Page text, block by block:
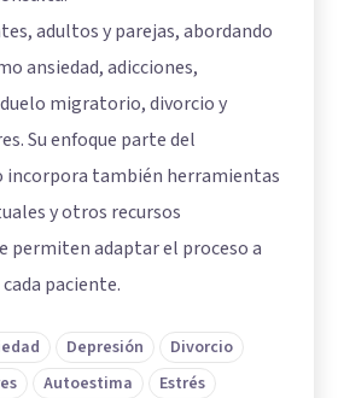
adultos y parejas, abordando
ansiedad, adicciones,
migratorio, divorcio y
Su enfoque parte del
incorpora también herramientas
y otros recursos
permiten adaptar el proceso a
paciente.
Depresión
Divorcio
Autoestima
Estrés